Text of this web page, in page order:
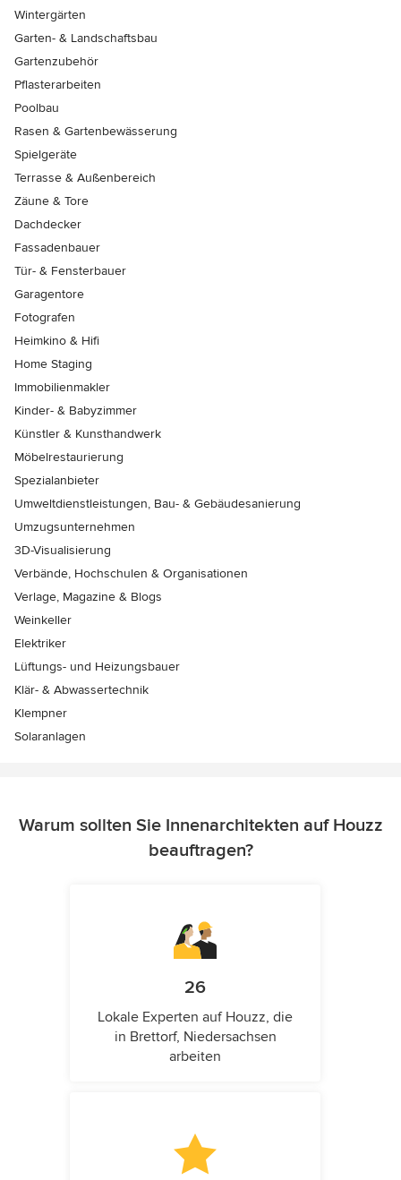
Wintergärten
Garten- & Landschaftsbau
Gartenzubehör
Pflasterarbeiten
Poolbau
Rasen & Gartenbewässerung
Spielgeräte
Terrasse & Außenbereich
Zäune & Tore
Dachdecker
Fassadenbauer
Tür- & Fensterbauer
Garagentore
Fotografen
Heimkino & Hifi
Home Staging
Immobilienmakler
Kinder- & Babyzimmer
Künstler & Kunsthandwerk
Möbelrestaurierung
Spezialanbieter
Umweltdienstleistungen, Bau- & Gebäudesanierung
Umzugsunternehmen
3D-Visualisierung
Verbände, Hochschulen & Organisationen
Verlage, Magazine & Blogs
Weinkeller
Elektriker
Lüftungs- und Heizungsbauer
Klär- & Abwassertechnik
Klempner
Solaranlagen
Warum sollten Sie Innenarchitekten auf Houzz
beauftragen?
26
Lokale Experten auf Houzz, die
in Brettorf, Niedersachsen
arbeiten